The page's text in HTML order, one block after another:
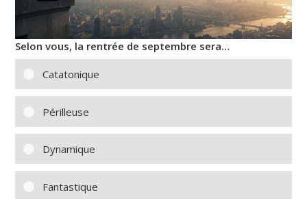
Selon vous, la rentrée de septembre sera…
Catatonique
Périlleuse
Dynamique
Fantastique